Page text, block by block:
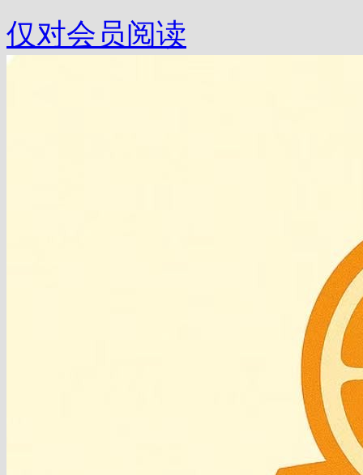
仅对会员阅读